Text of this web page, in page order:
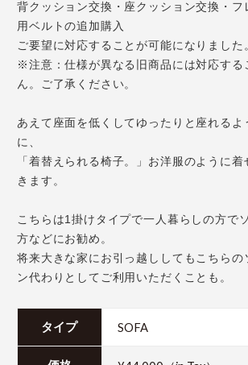
背クッション交換・座クッション交換・フ
用ベルトの追加購入
ご要望に対応することが可能になりました
※注意：仕様が異なる旧商品には対応する
ん。ご了承ください。
あえて座面を低くしてゆったりと座れるよ
に、
「着替えられる椅子。」お洋服のように
きます。
こちらは1掛けタイプで一人暮らしの方で
方などにお勧め。
将来大きな家にお引っ越ししてもこちらの
ン代わりとしてご利用いただくことも。
タイプ SOFA